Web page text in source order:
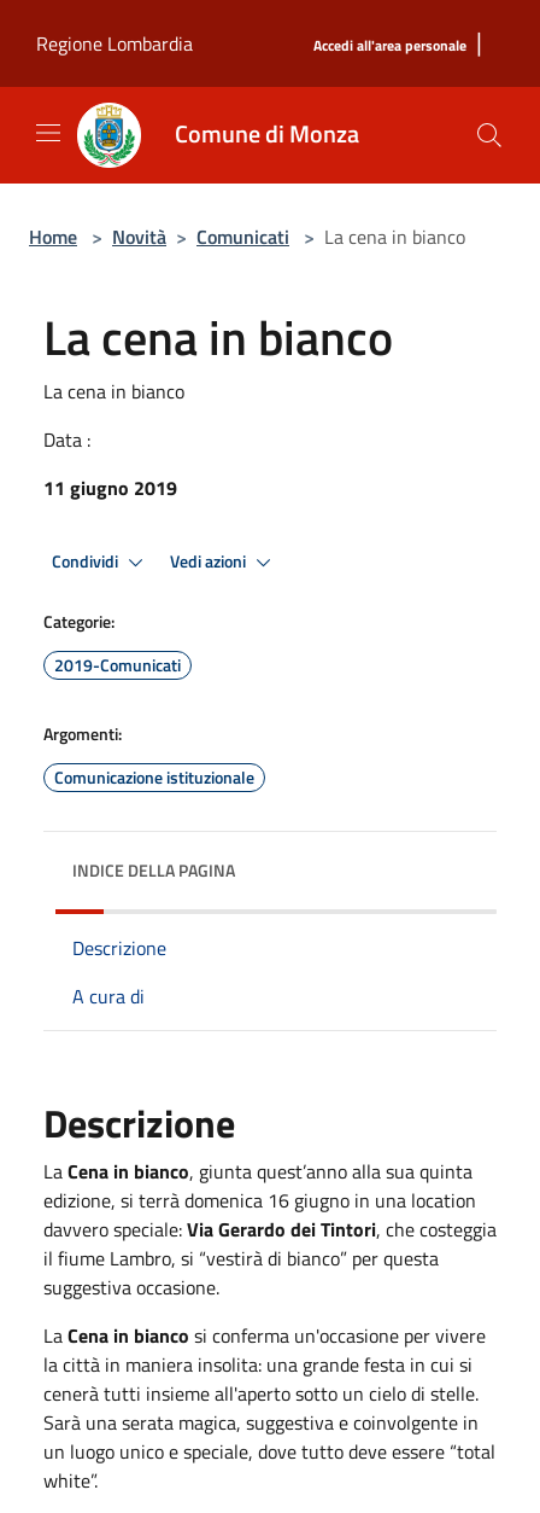
Regione Lombardia
Accedi all'area personale |
Comune di Monza
Home > Novità > Comunicati > La cena in bianco
La cena in bianco
La cena in bianco
Data :
11 giugno 2019
Condividi Vedi azioni
Categorie:
2019-Comunicati
Argomenti:
Comunicazione istituzionale
INDICE DELLA PAGINA
Descrizione
A cura di
Descrizione
LaCena in bianco, giunta quest’anno alla sua quinta
edizione, si terrà domenica 16 giugno in una location
davvero speciale:Via Gerardo dei Tintori, che costeggia
il fiume Lambro, si “vestirà di bianco” per questa
suggestiva occasione.
LaCena in bianco si conferma un'occasione per vivere
la città in maniera insolita: una grande festa in cui si
cenerà tutti insieme all'aperto sotto un cielo di stelle.
Sarà una serata magica, suggestiva e coinvolgente in
un luogo unico e speciale, dove tutto deve essere “total
white”.